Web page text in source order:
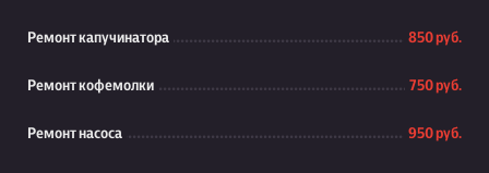
Ремонт капучинатора 850 руб.
Ремонт кофемолки 750 руб.
Ремонт насоса 950 руб.